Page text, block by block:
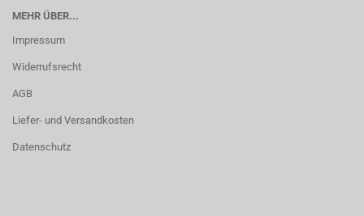
MEHR ÜBER...
Impressum
Widerrufsrecht
AGB
Liefer- und Versandkosten
Datenschutz